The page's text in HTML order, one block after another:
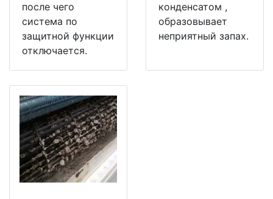
после чего
система по
защитной функции
отключается.
конденсатом ,
образовывает
неприятный запах.